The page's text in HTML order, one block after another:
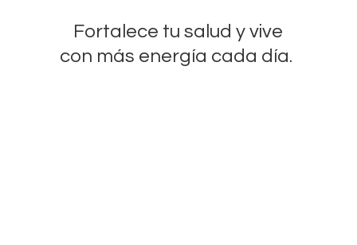
Fortalece tu salud y vive
con más energía cada día.